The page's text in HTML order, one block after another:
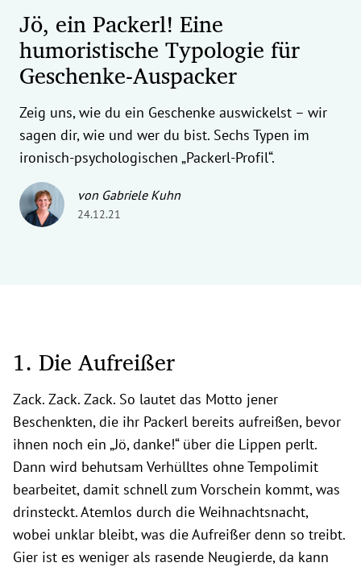
Untermenü
Untermenü
Untermenü
Jö, ein Packerl! Eine
humoristische Typologie für
Geschenke-Auspacker
Zeig uns, wie du ein Geschenke auswickelst – wir
sagen dir, wie und wer du bist. Sechs Typen im
ironisch-psychologischen „Packerl-Profil“.
von Gabriele Kuhn
24.12.21
1. Die Aufreißer
Zack. Zack. Zack. So lautet das Motto jener
Beschenkten, die ihr Packerl bereits aufreißen, bevor
ihnen noch ein „Jö, danke!“ über die Lippen perlt.
Dann wird behutsam Verhülltes ohne Tempolimit
bearbeitet, damit schnell zum Vorschein kommt, was
drinsteckt. Atemlos durch die Weihnachtsnacht,
wobei unklar bleibt, was die Aufreißer denn so treibt.
Gier ist es weniger als rasende Neugierde, da kann